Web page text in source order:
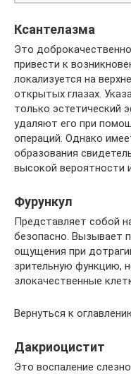
Ксантелазма
Это
привести к
локализуется на
открытых глазах.
только эстетический
удаляют его при
операций. Однако
образования
высокой вероятности
Фурункул
Представляет собой
безопасно. Вызывает
ощущения при
зрительную функцию,
злокачественные
Вернуться к
Дакриоцистит
Это воспаление